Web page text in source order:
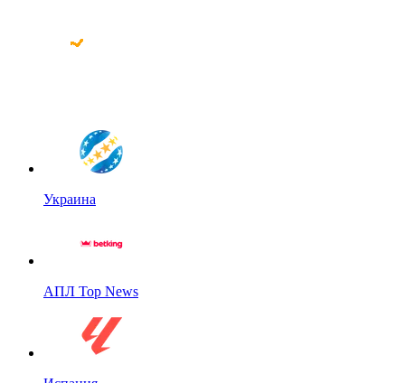
Украина
АПЛ Top News